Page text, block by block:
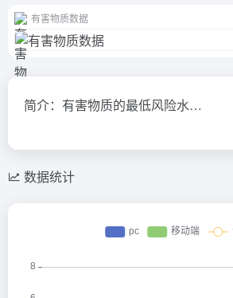
有害物质数据
简介：有害物质的最低风险水…
数据统计